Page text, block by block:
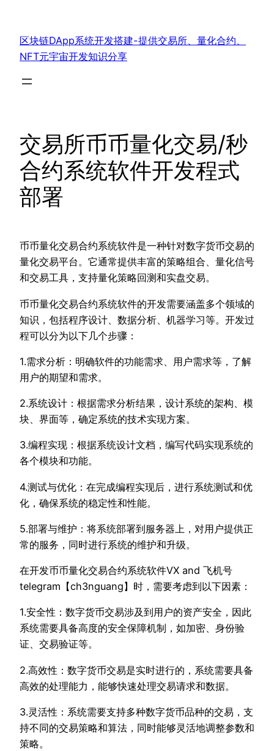
区块链DApp系统开发搭建-提供交易所、量化合约、
NFT元宇宙开发知识分享
交易所币币量化交易/秒
合约系统软件开发程式
部署
币币量化交易合约系统软件是一种针对数字货币交易的
量化交易平台。它通常提供丰富的策略组合、量化信号
和交易工具，支持量化策略回测和实盘交易。
币币量化交易合约系统软件的开发需要涵盖多个领域的
知识，包括程序设计、数据分析、机器学习等。开发过
程可以分为以下几个步骤：
1.需求分析：明确软件的功能需求、用户需求等，了解
用户的期望和需求。
2.系统设计：根据需求分析结果，设计系统的架构、模
块、界面等，确定系统的技术实现方案。
3.编程实现：根据系统设计文档，编写代码实现系统的
各个模块和功能。
4.测试与优化：在完成编程实现后，进行系统测试和优
化，确保系统的稳定性和性能。
5.部署与维护：将系统部署到服务器上，对用户提供正
常的服务，同时进行系统的维护和升级。
在开发币币量化交易合约系统软件VX and 飞机号
telegram【ch3nguang】时，需要考虑到以下因素：
1.安全性：数字货币交易涉及到用户的资产安全，因此
系统需要具备高度的安全保障机制，如加密、身份验
证、交易验证等。
2.高效性：数字货币交易是实时进行的，系统需要具备
高效的处理能力，能够快速处理交易请求和数据。
3.灵活性：系统需要支持多种数字货币品种的交易，支
持不同的交易策略和算法，同时能够灵活地调整参数和
策略。